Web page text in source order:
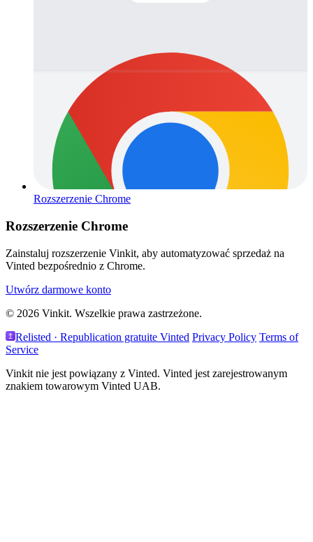
Rozszerzenie Chrome
Rozszerzenie Chrome
Zainstaluj rozszerzenie Vinkit, aby automatyzować sprzedaż na
Vinted bezpośrednio z Chrome.
Utwórz darmowe konto
© 2026 Vinkit. Wszelkie prawa zastrzeżone.
Relisted · Republication gratuite Vinted Privacy Policy Terms of
Service
Vinkit nie jest powiązany z Vinted. Vinted jest zarejestrowanym
znakiem towarowym Vinted UAB.